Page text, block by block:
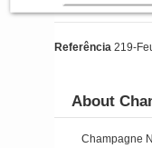
Format Bouteille
Referência 219-
About
Champagne